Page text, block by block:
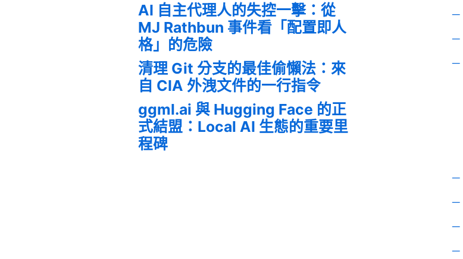
AI 自主代理人的失控一擊：從
MJ Rathbun 事件看「配置即人
格」的危險
清理 Git 分支的最佳偷懶法：來
自 CIA 外洩文件的一行指令
ggml.ai 與 Hugging Face 的正
式結盟：Local AI 生態的重要里
程碑